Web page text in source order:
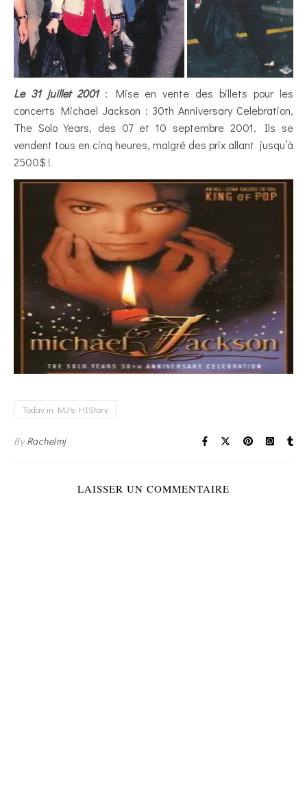
Le 31 juillet 2001: Mise en vente des billets pour les
concerts Michael Jackson : 30th Anniversary Celebration,
The Solo Years, des 07 et 10 septembre 2001. Ils se
vendent tous en cinq heures, malgré des prix allant jusqu’à
2500$ !
Today in MJ's HIStory
ByRachelmj
LAISSER UN COMMENTAIRE